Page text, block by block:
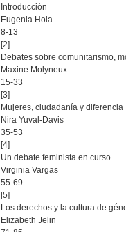
Introducción
Eugenia Hola
8-13
[2]
Debates sobre comunitarismo,
Maxine Molyneux
15-33
[3]
Mujeres, ciudadanía y diferencia
Nira Yuval-Davis
35-53
[4]
Un debate feminista en curso
Virginia Vargas
55-69
[5]
Los derechos y la cultura de
Elizabeth Jelin